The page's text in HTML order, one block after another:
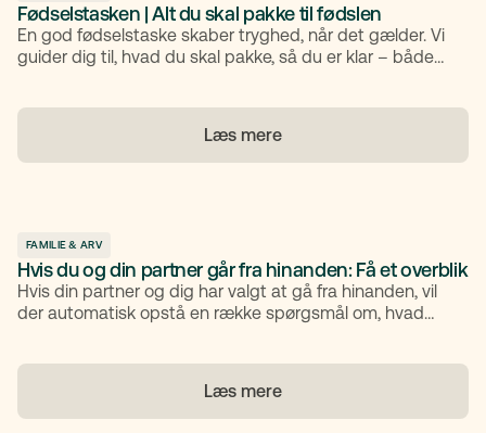
Fødselstasken | Alt du skal pakke til fødslen
En god fødselstaske skaber tryghed, når det gælder. Vi
guider dig til, hvad du skal pakke, så du er klar – både
Læs mere
FAMILIE & ARV
Hvis du og din partner går fra hinanden: Få et overblik
Hvis din partner og dig har valgt at gå fra hinanden, vil
der automatisk opstå en række spørgsmål om, hvad
får her en oversigt over, hvad du skal være opmærksom
på i forbindelse med et brud.
Læs mere